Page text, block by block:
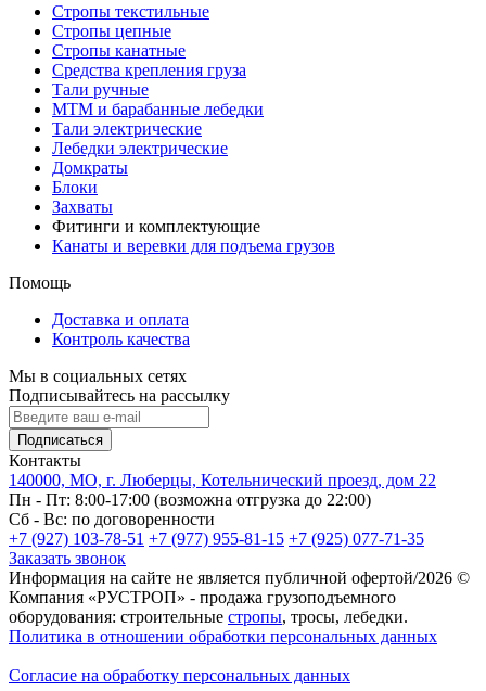
Стропы текстильные
Стропы цепные
Стропы канатные
Средства крепления груза
Тали ручные
МТМ и барабанные лебедки
Тали электрические
Лебедки электрические
Домкраты
Блоки
Захваты
Фитинги и комплектующие
Канаты и веревки для подъема грузов
Помощь
Доставка и оплата
Контроль качества
Мы в социальных сетях
Подписывайтесь на рассылку
Подписаться
Контакты
140000, МО, г. Люберцы, Котельнический проезд, дом 22
Пн - Пт: 8:00-17:00 (возможна отгрузка до 22:00)
Сб - Вс: по договоренности
+7 (927) 103-78-51 +7 (977) 955-81-15 +7 (925) 077-71-35
Заказать звонок
Информация на сайте не является публичной офертой/2026 ©
Компания «РУСТРОП» - продажа грузоподъемного
оборудования: строительные стропы, тросы, лебедки.
Политика в отношении обработки персональных данных
Согласие на обработку персональных данных